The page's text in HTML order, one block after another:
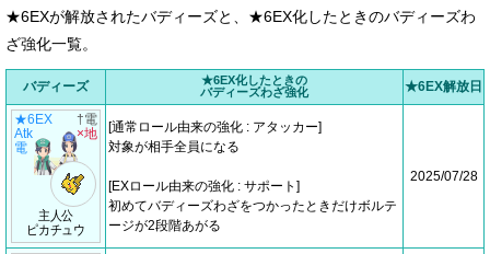
★6EXが解放されたバディーズと、★6EX化したときのバディーズわ
ざ強化一覧。
バディーズ
★6EX化したときの
バディーズわざ強化
★6EX解放日
★6EX
Atk
電
主人公
ピカチュウ
†電
×地
[通常ロール由来の強化 : アタッカー]
対象が相手全員になる
[EXロール由来の強化 : サポート]
初めてバディーズわざをつかったときだけボルテ
ージが2段階あがる
2025/07/28